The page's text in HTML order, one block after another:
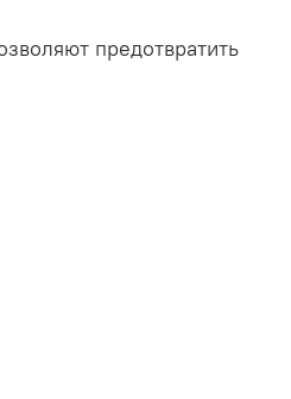
предотвратить